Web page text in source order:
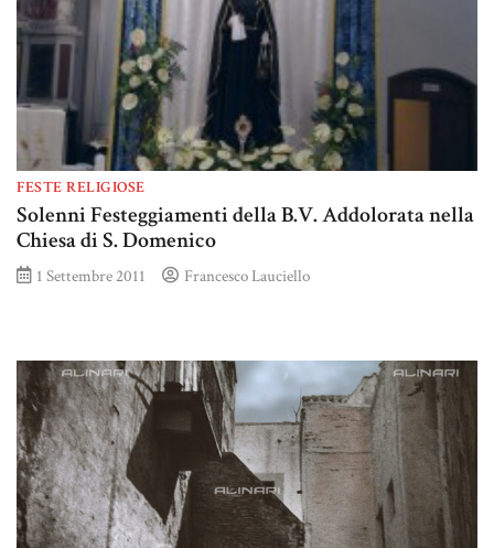
FESTE RELIGIOSE
Solenni Festeggiamenti della B.V. Addolorata nella
Chiesa di S. Domenico
1 Settembre 2011 Francesco Lauciello